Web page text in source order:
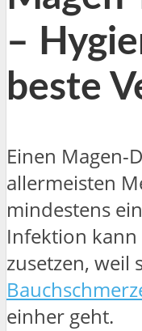
–
beste
Einen Magen-
allermeisten
mindestens
Infektion
zusetzen, weil
einher geht.